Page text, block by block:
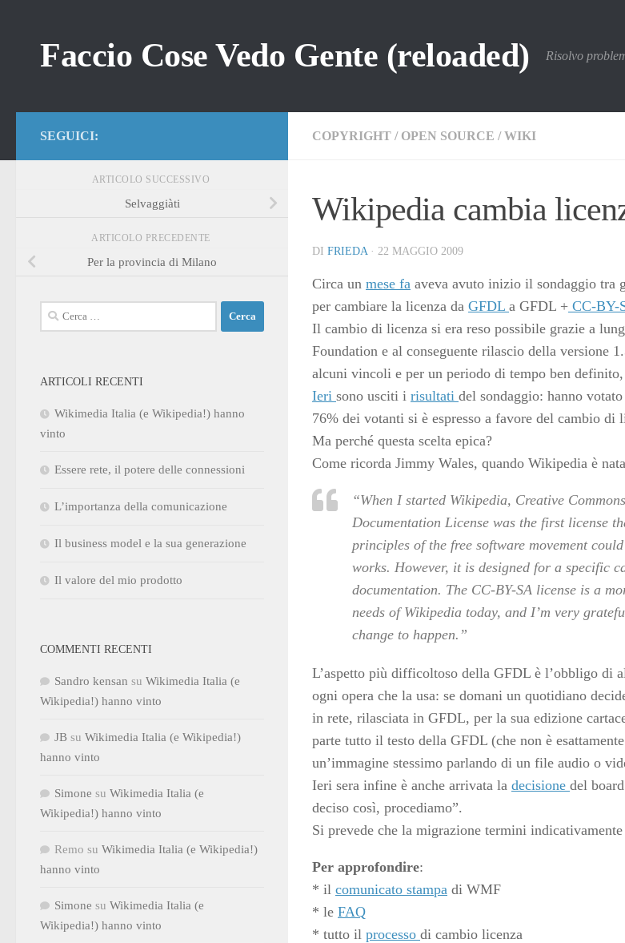
Faccio Cose Vedo Gente (reloaded) Risolvo
COPYRIGHT / OPEN SOURCE / WIKI
Wikipedia cambia
DI FRIEDA · 22 MAGGIO 2009
Circa un mese fa aveva avuto inizio il sondaggio
per cambiare la licenza da GFDL a GFDL + CC-BY-
Il cambio di licenza si era reso possibile grazie a
Foundation e al conseguente rilascio della versione
alcuni vincoli e per un periodo di tempo ben
Ieri sono usciti i risultati del sondaggio: hanno
76% dei votanti si è espresso a favore del cambio di
Ma perché questa scelta epica?
Come ricorda Jimmy Wales, quando Wikipedia è
“When I started Wikipedia, Creative
Documentation License was the first license
principles of the free software movement
works. However, it is designed for a specific
documentation. The CC-BY-SA license is a
needs of Wikipedia today, and I’m very
change to happen.”
L’aspetto più difficoltoso della GFDL è l’obbligo di
ogni opera che la usa: se domani un quotidiano
in rete, rilasciata in GFDL, per la sua edizione
parte tutto il testo della GFDL (che non è
un’immagine stessimo parlando di un file audio o
Ieri sera infine è anche arrivata la decisione del
deciso così, procediamo”.
Si prevede che la migrazione termini
Per approfondire:
* il comunicato stampa di WMF
* le FAQ
* tutto il processo di cambio licenza
SEGUICI:
ARTICOLO SUCCESSIVO
Selvaggiàti
ARTICOLO PRECEDENTE
Per la provincia di Milano
Ricerca
per:
ARTICOLI RECENTI
Wikimedia Italia (e Wikipedia!) hanno
vinto
Essere rete, il potere delle connessioni
L’importanza della comunicazione
Il business model e la sua generazione
Il valore del mio prodotto
COMMENTI RECENTI
Sandro kensan su Wikimedia Italia (e
Wikipedia!) hanno vinto
JB su Wikimedia Italia (e Wikipedia!)
hanno vinto
Simone su Wikimedia Italia (e
Wikipedia!) hanno vinto
Remo su Wikimedia Italia (e Wikipedia!)
hanno vinto
Simone su Wikimedia Italia (e
Wikipedia!) hanno vinto